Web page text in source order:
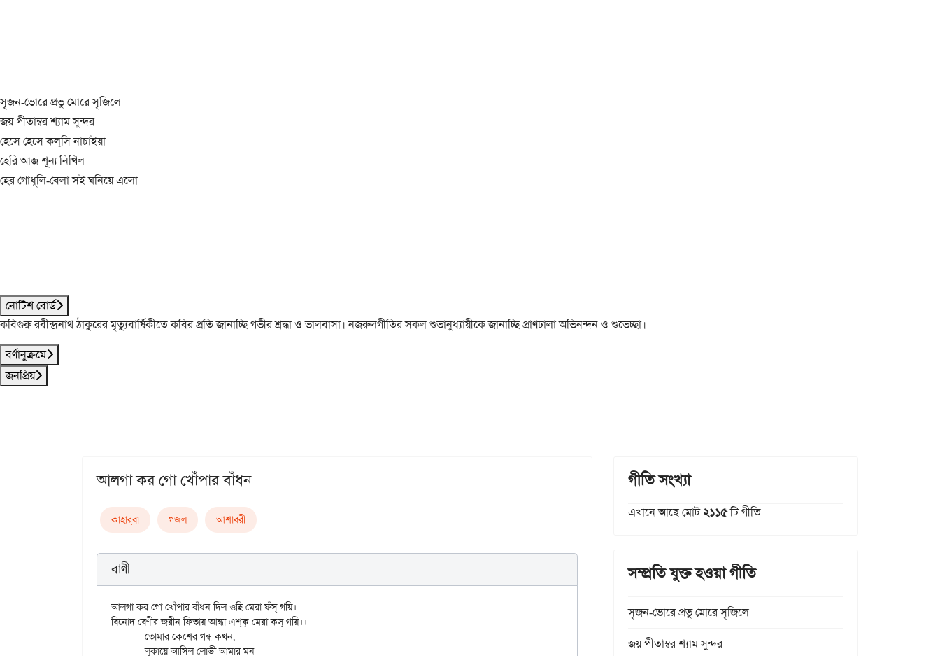
সৃজন-ভোরে প্রভু মোরে সৃজিলে
জয় পীতাম্বর শ্যাম সুন্দর
হেসে হেসে কল্‌সি নাচাইয়া
হেরি আজ শূন্য নিখিল
হের গোধূলি-বেলা সই ঘনিয়ে এলো
নোটিশ বোর্ড
কবিগুরু রবীন্দ্রনাথ ঠাকুরের মৃত্যুবার্ষিকীতে কবির প্রতি জানাচ্ছি গভীর শ্রদ্ধা ও ভালবাসা। নজরুলগীতির সকল শুভানুধ্যায়ীকে জানাচ্ছি প্রাণঢালা অভিনন্দন ও শুভেচ্ছা।
বর্ণানুক্রমে
জনপ্রিয়
আলগা কর গো খোঁপার বাঁধন
কাহার্‌বা গজল আশাবরী
বাণী
আলগা কর গো খোঁপার বাঁধন দিল ওহি মেরা ফঁস্‌ গয়ি।
বিনোদ বেণীর জরীন ফিতায় আন্ধা এশ্‌ক্‌ মেরা কস্‌ গয়ি।।
	লুকায়ে আসিল লোভী আমার মন
গীতি সংখ্যা
এখানে আছে মোট২১১৫টি গীতি
সম্প্রতি যুক্ত হওয়া গীতি
সৃজন-ভোরে প্রভু মোরে সৃজিলে
জয় পীতাম্বর শ্যাম সুন্দর